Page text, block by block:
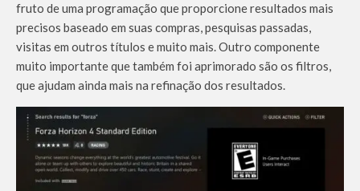
fruto de uma programação que proporcione resultados mais
precisos baseado em suas compras, pesquisas passadas,
visitas em outros títulos e muito mais. Outro componente
muito importante que também foi aprimorado são os filtros,
que ajudam ainda mais na refinação dos resultados.